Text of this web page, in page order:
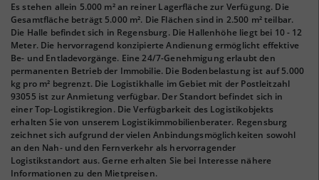
Es stehen allein 5.000 m² an reiner Lagerfläche zur Verfügung. Die
Gesamtfläche beträgt 5.000 m². Die Flächen sind in 2.500 m² teilbar.
Die Halle befindet sich in Regensburg. Die Hallenhöhe liegt bei 10 - 12
Meter. Die hervorragend konzipierte Andienung ermöglicht effektive
Be- und Entladevorgänge. Eine 24/7-Genehmigung erlaubt den
permanenten Betrieb der Immobilie. Die Bodenbelastung ist auf 5.000
kg pro m² begrenzt. Die Logistikhalle im Gebiet mit der Postleitzahl
93055 ist zur Anmietung verfügbar. Der Standort befindet sich in
einer Top-Logistikregion. Die Verfügbarkeit des Logistikobjekts
erhalten Sie von unserem Logistikimmobilienberater. Regensburg
zeichnet sich aufgrund der vielen Anbindungsmöglichkeiten sowohl
an den Nah- und den Fernverkehr als hervorragender
Logistikstandort aus. Gerne erhalten Sie bei Interesse nähere
Informationen zu den Mietpreisen.